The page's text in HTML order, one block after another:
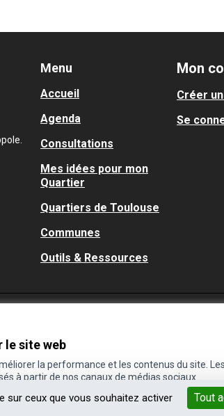
sur ceux que vous souhaitez activer Tout
le site web
la performance et les contenus du site.
à partir de nos canaux de médias sociaux.
Menu
Accueil
Agenda
Consultations
Mes idées pour mon
Quartier
Quartiers de Toulouse
Communes
Outils & Ressources
Mon
Créer
Se